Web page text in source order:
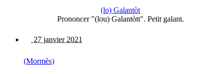
(lo) Galantòt
Prononcer "(lou) Galantòtt". Petit galant.
27 janvier 2021
(Mormès)